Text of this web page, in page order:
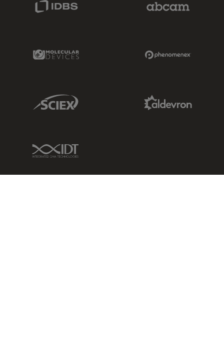
Molecular Devices Link
Sciex Link
IDT Link